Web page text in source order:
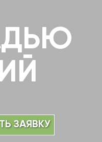
ЗАЯВКУ